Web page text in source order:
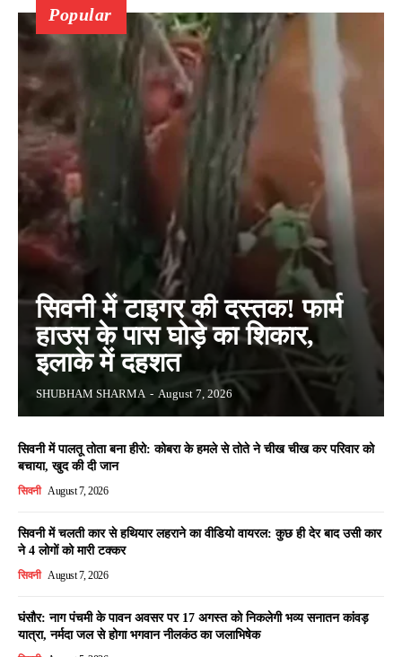
Popular
सिवनी में टाइगर की दस्तक! फार्म
हाउस के पास घोड़े का शिकार,
इलाके में दहशत
SHUBHAM SHARMA - August 7, 2026
सिवनी में पालतू तोता बना हीरो: कोबरा के हमले से तोते ने चीख चीख कर परिवार को
बचाया, खुद की दी जान
सिवनी August 7, 2026
सिवनी में चलती कार से हथियार लहराने का वीडियो वायरल: कुछ ही देर बाद उसी कार
ने 4 लोगों को मारी टक्कर
सिवनी August 7, 2026
घंसौर: नाग पंचमी के पावन अवसर पर 17 अगस्त को निकलेगी भव्य सनातन कांवड़
यात्रा, नर्मदा जल से होगा भगवान नीलकंठ का जलाभिषेक